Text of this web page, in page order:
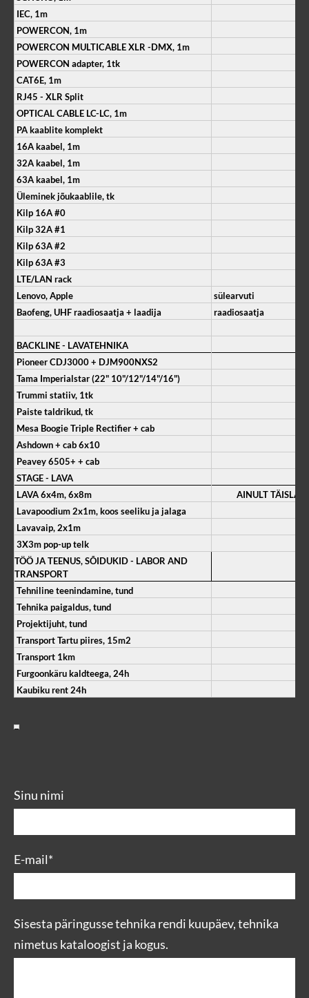
IEC, 1m
POWERCON, 1m
POWERCON MULTICABLE XLR -DMX, 1m
POWERCON adapter, 1tk
CAT6E, 1m
RJ45 - XLR Split
OPTICAL CABLE LC-LC, 1m
PA kaablite komplekt
16A kaabel, 1m
32A kaabel, 1m
63A kaabel, 1m
Üleminek jõukaablile, tk
Kilp 16A #0
Kilp 32A #1
Kilp 63A #2
Kilp 63A #3
LTE/LAN rack
Lenovo, Apple
sülearvuti
Baofeng, UHF raadiosaatja + laadija
raadiosaatja
BACKLINE - LAVATEHNIKA
Pioneer CDJ3000 + DJM900NXS2
Tama Imperialstar (22" 10"/12"/14"/16")
Trummi statiiv, 1tk
Paiste taldrikud, tk
Mesa Boogie Triple Rectifier + cab
Ashdown + cab 6x10
Peavey 6505+ + cab
STAGE - LAVA
LAVA 6x4m, 6x8m
AINULT
Lavapoodium 2x1m, koos seeliku ja jalaga
Lavavaip, 2x1m
3X3m pop-up telk
TÖÖ JA TEENUS, SÕIDUKID - LABOR AND
TRANSPORT
Tehniline teenindamine, tund
Tehnika paigaldus, tund
Projektijuht, tund
Transport Tartu piires, 15m2
Transport 1km
Furgoonkäru kaldteega, 24h
Kaubiku rent 24h
Sinu nimi
E-mail
Sisesta päringusse tehnika rendi kuupäev, tehnika
nimetus kataloogist ja kogus.